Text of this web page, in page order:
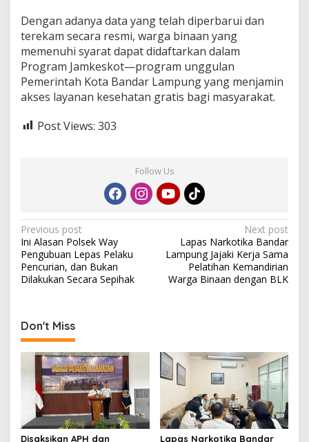
W
a
r
g
B
i
Dengan adanya data yang telah diperbarui dan
terekam secara resmi, warga binaan yang
memenuhi syarat dapat didaftarkan dalam
Program Jamkeskot—program unggulan
Pemerintah Kota Bandar Lampung yang menjamin
akses layanan kesehatan gratis bagi masyarakat.
Post Views: 303
Follow Us
P
o
s
a
v
t
Previous post
Ini Alasan Polsek Way
Pengubuan Lepas Pelaku
Pencurian, dan Bukan
Dilakukan Secara Sepihak
Next post
Lapas Narkotika Bandar
Lampung Jajaki Kerja Sama
Pelatihan Kemandirian
Warga Binaan dengan BLK
Don't Miss
Disaksikan APH dan Lapas Narkotika Bandar